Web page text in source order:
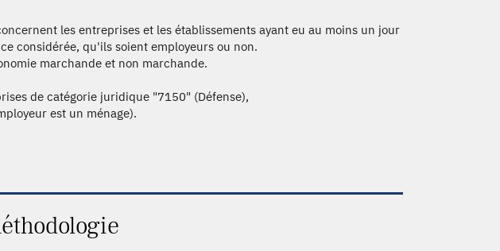
les entreprises et les établissements ayant eu au moins un jour
considérée, qu'ils soient employeurs ou non.
marchande et non marchande.
de catégorie juridique "7150" (Défense),
est un ménage).